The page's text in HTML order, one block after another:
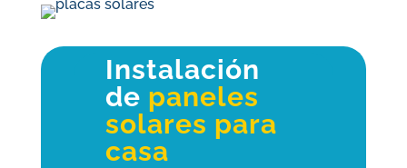
Instalación
de paneles
solares para
casa